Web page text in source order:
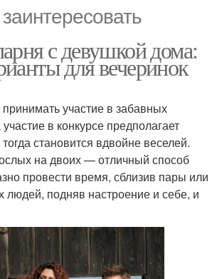
с девушкой дома:
для вечеринок
участие в забавных
участие в конкурсе предполагает
становится вдвойне веселей.
на двоих — отличный способ
провести время, сблизив пары или
людей, подняв настроение и себе, и